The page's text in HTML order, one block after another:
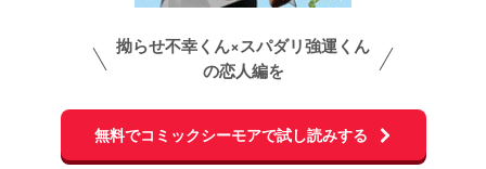
拗らせ不幸くん×スパダリ強運くん
の恋人編を
無料でコミックシーモアで試し読みする